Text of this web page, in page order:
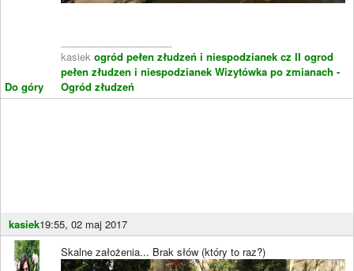
Do góry
kasiek ogród pełen złudzeń i niespodzianek cz II ogrod
pełen złudzen i niespodzianek Wizytówka po zmianach -
Ogród złudzeń
kasiek19:55, 02 maj 2017
Skalne założenia... Brak słów (który to raz?)